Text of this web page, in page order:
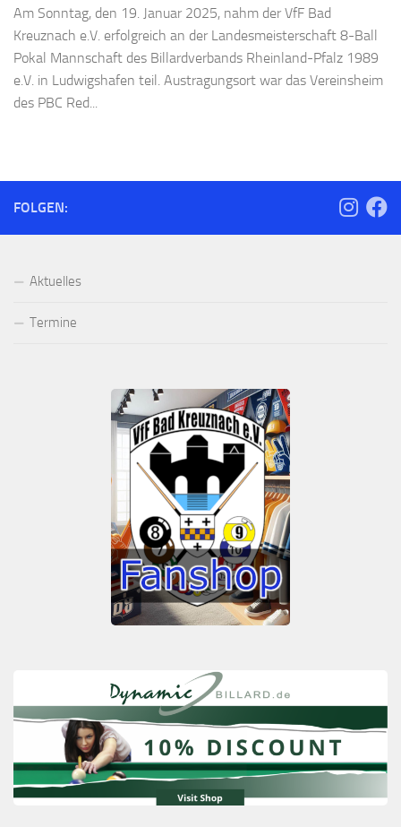
Am Sonntag, den 19. Januar 2025, nahm der VfF Bad
Kreuznach e.V. erfolgreich an der Landesmeisterschaft 8-Ball
Pokal Mannschaft des Billardverbands Rheinland-Pfalz 1989
e.V. in Ludwigshafen teil. Austragungsort war das Vereinsheim
des PBC Red...
FOLGEN:
Aktuelles
Termine